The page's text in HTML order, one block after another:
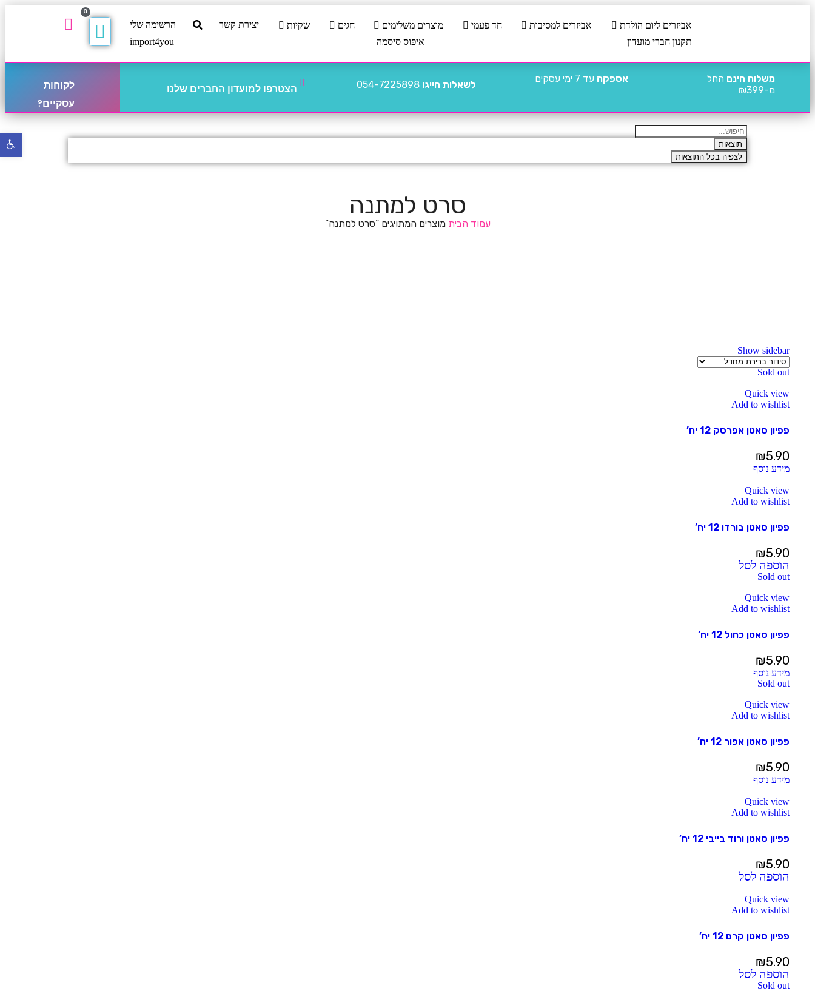
אביזרים ליום הולדת אביזרים למסיבות חד פעמי מוצרים משלימים חגים שקיות יצירת קשר
הרשימה שלי
תקנון חברי מועדון
איפוס סיסמה import4you
0
משלוח חינם החל
מ-₪399
אספקה עד 7 ימי עסקים
לשאלות חייגו 054-7225898 הצטרפו למועדון החברים שלנו
לקוחות
עסקיים?
תוצאות
לצפיה בכל התוצאות
סרט למתנה
עמוד הביתמוצרים המתויגים “סרט למתנה”
Show sidebar
Sold out
Quick view
Add to wishlist
פפיון סאטן אפרסק 12 יח’
₪5.90
מידע נוסף
Quick view
Add to wishlist
פפיון סאטן בורדו 12 יח’
₪5.90
הוספה לסל
Sold out
Quick view
Add to wishlist
פפיון סאטן כחול 12 יח’
₪5.90
מידע נוסף
Sold out
Quick view
Add to wishlist
פפיון סאטן אפור 12 יח’
₪5.90
מידע נוסף
Quick view
Add to wishlist
פפיון סאטן ורוד בייבי 12 יח’
₪5.90
הוספה לסל
Quick view
Add to wishlist
פפיון סאטן קרם 12 יח’
₪5.90
הוספה לסל
Sold out
פתח